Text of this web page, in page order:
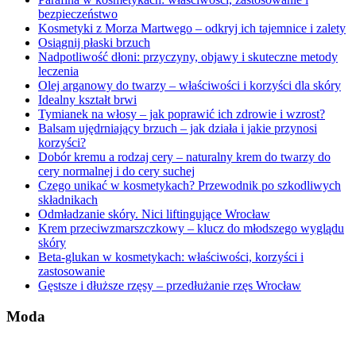
bezpieczeństwo
Kosmetyki z Morza Martwego – odkryj ich tajemnice i zalety
Osiągnij płaski brzuch
Nadpotliwość dłoni: przyczyny, objawy i skuteczne metody
leczenia
Olej arganowy do twarzy – właściwości i korzyści dla skóry
Idealny kształt brwi
Tymianek na włosy – jak poprawić ich zdrowie i wzrost?
Balsam ujędrniający brzuch – jak działa i jakie przynosi
korzyści?
Dobór kremu a rodzaj cery – naturalny krem do twarzy do
cery normalnej i do cery suchej
Czego unikać w kosmetykach? Przewodnik po szkodliwych
składnikach
Odmładzanie skóry. Nici liftingujące Wrocław
Krem przeciwzmarszczkowy – klucz do młodszego wyglądu
skóry
Beta-glukan w kosmetykach: właściwości, korzyści i
zastosowanie
Gęstsze i dłuższe rzęsy – przedłużanie rzęs Wrocław
Moda